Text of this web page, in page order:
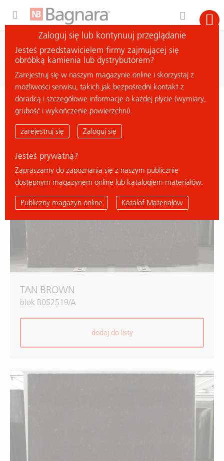
szukaj materiału
< powrót do przeglądu
TAN BROWN
TAN BROWN
blok B052519/A
dodaj do listy
Zaloguj się lub kontynuuj przeglądanie
Jesteś przedstawicielem firmy zajmującej się
obróbką kamienia lub dystrybutorem?
Zarejestruj się w naszym magazynie online i skorzystaj z
możliwości serwisu, takich jak bezpośredni kontakt z
doradcą i szczegółowe informacje o każdej płycie (wymiary,
grubość i wykończenie powierzchni).
zarejestruj się Zaloguj się
Jesteś prywatną?
Zapraszamy do zapoznania się z naszym publicznie
dostępnym magazynem online lub katalogiem materiałów.
Publiczny magazyn online Katalof Materiałów